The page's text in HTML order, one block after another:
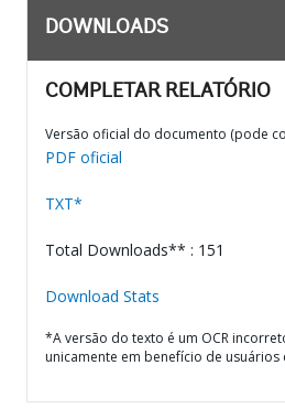
DOWNLOADS
COMPLETAR RELATÓRIO
Versão oficial do documento (pode
PDF oficial
TXT*
Total Downloads** : 151
Download Stats
*A versão do texto é um OCR
unicamente em benefício de